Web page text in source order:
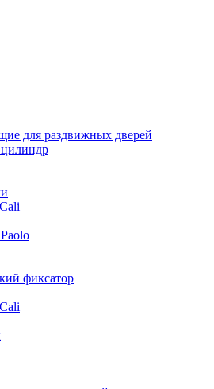
для раздвижных дверей
фиксатор